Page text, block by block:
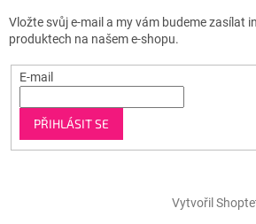
Vložte svůj e-mail a my vám budeme zasílat
produktech na našem e-shopu.
E-mail
PŘIHLÁSIT SE
Vytvořil